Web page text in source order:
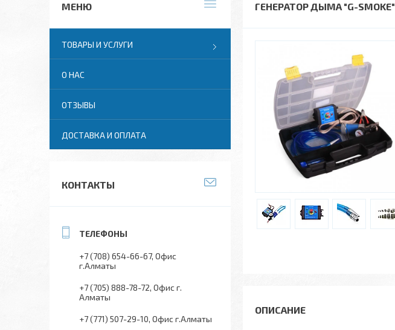
ГЕНЕРАТОР ДЫМА "G-SMOKE"
ТОВАРЫ И УСЛУГИ
О НАС
ОТЗЫВЫ
ДОСТАВКА И ОПЛАТА
КОНТАКТЫ
+7 (708) 654-66-67 Офис
г.Алматы
+7 (705) 888-78-72 Офис г.
Алматы
+7 (771) 507-29-10 Офис г.Алматы